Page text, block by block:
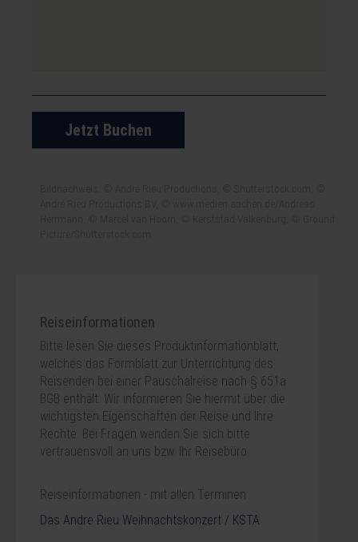
Jetzt Buchen
Reiseinformationen
Bitte lesen Sie dieses Produktinformationblatt,
welches das Formblatt zur Unterrichtung des
Reisenden bei einer Pauschalreise nach § 651a
BGB enthält. Wir informieren Sie hiermit über die
wichtigsten Eigenschaften der Reise und Ihre
Rechte. Bei Fragen wenden Sie sich bitte
vertrauensvoll an uns bzw. Ihr Reisebüro.
Reiseinformationen - mit allen Terminen
Das Andre Rieu Weihnachtskonzert / KSTA